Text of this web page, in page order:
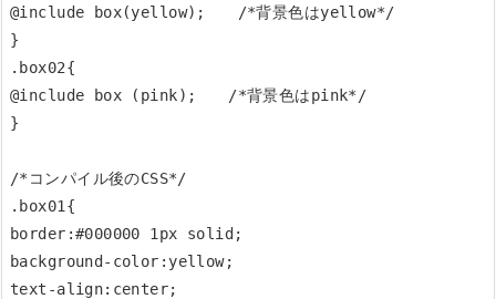
@include box(yellow);　　/*背景色はyellow*/
}
.box02{
@include box (pink);　　/*背景色はpink*/
}
/*コンパイル後のCSS*/
.box01{
border:#000000 1px solid;
background-color:yellow;
text-align:center;